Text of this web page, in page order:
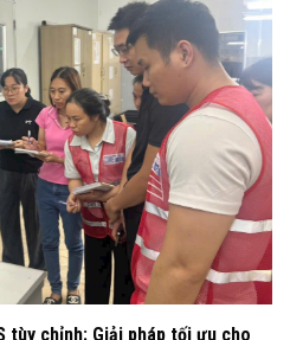
tùy chỉnh: Giải pháp tối ưu cho